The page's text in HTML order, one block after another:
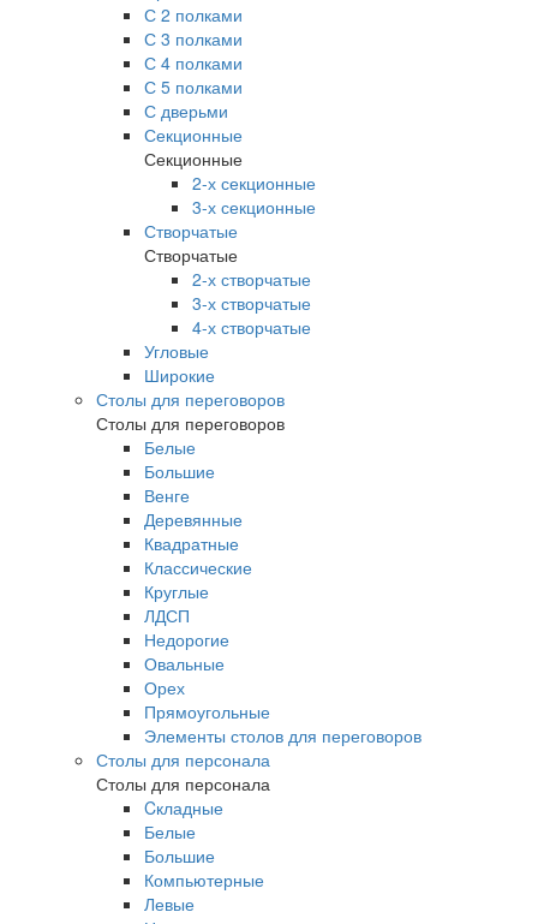
С 2 полками
С 3 полками
С 4 полками
С 5 полками
С дверьми
Секционные
Секционные
2-х секционные
3-х секционные
Створчатые
Створчатые
2-х створчатые
3-х створчатые
4-х створчатые
Угловые
Широкие
Столы для переговоров
Столы для переговоров
Белые
Большие
Венге
Деревянные
Квадратные
Классические
Круглые
ЛДСП
Недорогие
Овальные
Орех
Прямоугольные
Элементы столов для переговоров
Столы для персонала
Столы для персонала
Cкладные
Белые
Большие
Компьютерные
Левые